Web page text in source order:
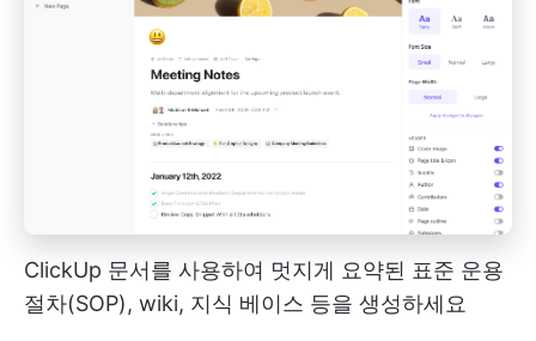
ClickUp 문서를 사용하여 멋지게 요약된 표준 운용
절차(SOP), wiki, 지식 베이스 등을 생성하세요